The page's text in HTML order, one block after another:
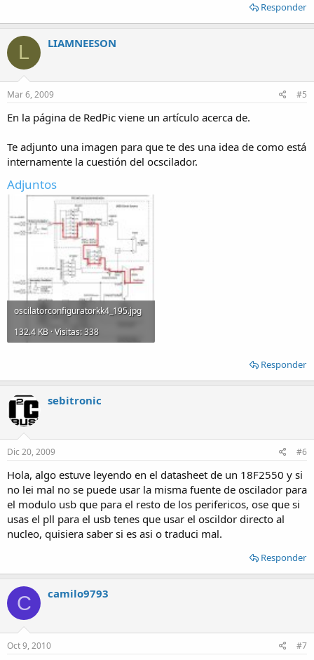
Responder
L LIAMNEESON
Mar 6, 2009 #5
En la página de RedPic viene un artículo acerca de.
Te adjunto una imagen para que te des una idea de como está
internamente la cuestión del ocscilador.
Adjuntos
oscilatorconfiguratorkk4_195.jpg
132.4 KB · Visitas: 338
Responder
sebitronic
Dic 20, 2009 #6
Hola, algo estuve leyendo en el datasheet de un 18F2550 y si
no lei mal no se puede usar la misma fuente de oscilador para
el modulo usb que para el resto de los perifericos, ose que si
usas el pll para el usb tenes que usar el oscildor directo al
nucleo, quisiera saber si es asi o traduci mal.
Responder
C camilo9793
Oct 9, 2010 #7